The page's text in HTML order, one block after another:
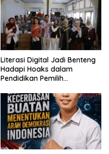
Literasi Digital Jadi Benteng
Hadapi Hoaks dalam
Pendidikan Pemilih